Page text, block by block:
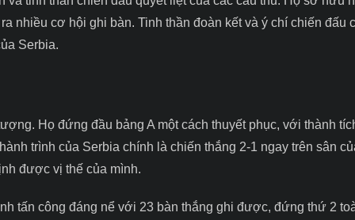
nhiều cơ hội ghi bàn. Tinh thần đoàn kết và ý chí chiến đấu
Serbia.
Họ đứng đầu bảng A một cách thuyết phục, với thành
trình của Serbia chính là chiến thắng 2-1 ngay trên sân
được vị thế của mình.
tấn công đáng nể với 23 bàn thắng ghi được, đứng thứ 2